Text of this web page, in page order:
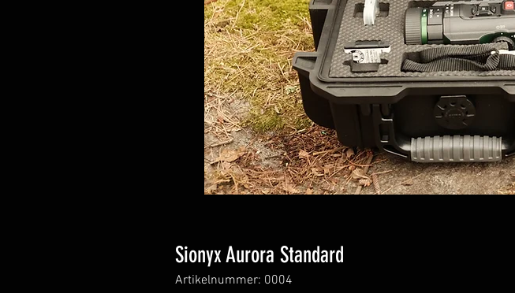
Sionyx Aurora Standard
Artikelnummer: 0004